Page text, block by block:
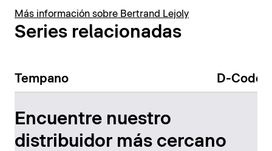
Más información sobre Bertrand Lejoly
Series relacionadas
Tempano D-Code
Encuentre nuestro
distribuidor más cercano